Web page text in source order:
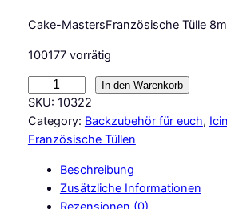
Cake-MastersFranzösische Tülle
100177 vorrätig
a
k
e
In den Warenkorb
SKU: 10322
Category: Backzubehör für euch,
Französische Tüllen
Beschreibung
Zusätzliche Informationen